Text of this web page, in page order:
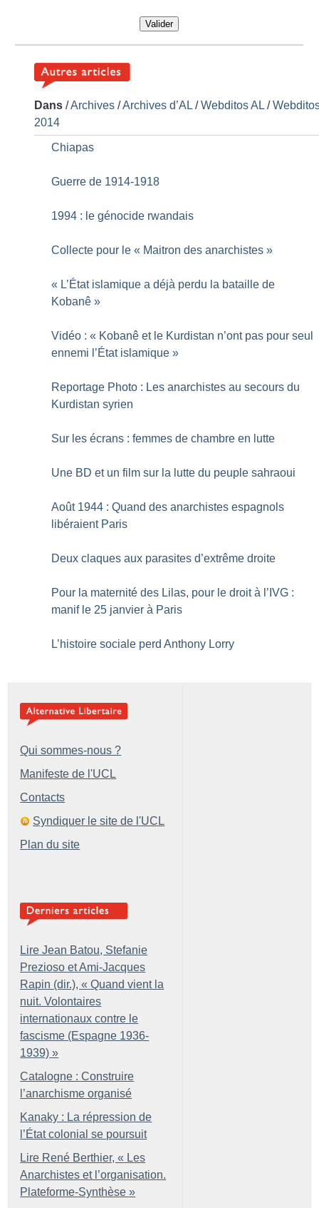
Valider
Dans /Archives /Archives d’AL /Webditos AL /
2014
Chiapas
Guerre de 1914-1918
1994 : le génocide rwandais
Collecte pour le « Maitron des anarchistes »
« L’État islamique a déjà perdu la bataille de
Kobanê »
Vidéo : « Kobanê et le Kurdistan n’ont pas pour seul
ennemi l’État islamique »
Reportage Photo : Les anarchistes au secours du
Kurdistan syrien
Sur les écrans : femmes de chambre en lutte
Une BD et un film sur la lutte du peuple sahraoui
Août 1944 : Quand des anarchistes espagnols
libéraient Paris
Deux claques aux parasites d’extrême droite
Pour la maternité des Lilas, pour le droit à l’IVG :
manif le 25 janvier à Paris
L’histoire sociale perd Anthony Lorry
Qui sommes-nous ?
Manifeste de l'UCL
Contacts
Syndiquer le site de l'UCL
Plan du site
Lire Jean Batou, Stefanie
Prezioso et Ami-Jacques
Rapin (dir.), « Quand vient la
nuit. Volontaires
internationaux contre le
fascisme (Espagne 1936-
1939) »
Catalogne : Construire
l’anarchisme organisé
Kanaky : La répression de
l’État colonial se poursuit
Lire René Berthier, « Les
Anarchistes et l’organisation.
Plateforme-Synthèse »